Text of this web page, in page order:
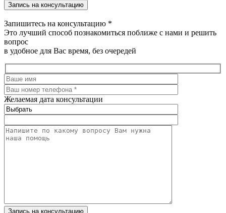
Запись на консультацию
Запишитесь на консультацию *
Это лучший способ познакомиться поближе с нами и решить
вопрос
в удобное для Вас время, без очередей
Желаемая дата консультации